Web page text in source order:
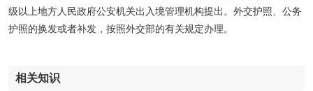
级以上地方人民政府公安机关出入境管理机构提出。外交护照、公务
护照的换发或者补发，按照外交部的有关规定办理。
相关知识